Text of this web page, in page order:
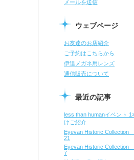
メールを送信
ウェブページ
お友達のお店紹介
ご予約はこちらから
伊達メガネ用レンズ
通信販売について
最近の記事
less than humanイベント 1
けご紹介
Eyevan Historic Collection
21
Eyevan Historic Collection
7